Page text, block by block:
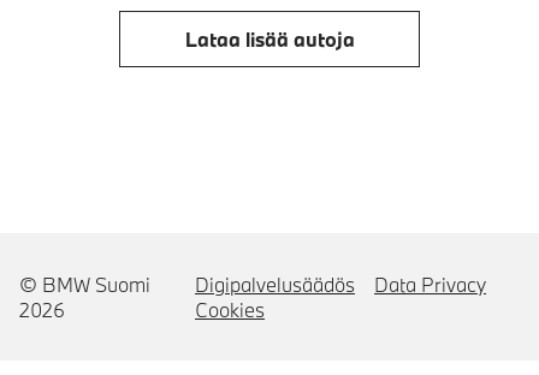
Lataa lisää autoja
© BMW Suomi
2026
Digipalvelusäädös
Data Privacy
Cookies